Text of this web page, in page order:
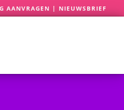
AANVRAGEN | NIEUWSBRIEF